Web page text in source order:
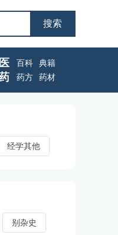
百科
典籍
药方
药材
经学其他
别杂史